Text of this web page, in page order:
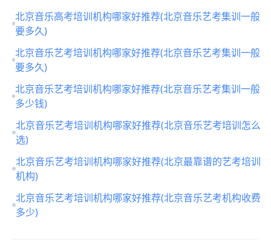
北京音乐高考培训机构哪家好推荐(北京音乐艺考集训一般
要多久)
北京音乐艺考培训机构哪家好推荐(北京音乐艺考集训一般
要多久)
北京音乐艺考培训机构哪家好推荐(北京音乐艺考集训一般
多少钱)
北京音乐艺考培训机构哪家好推荐(北京音乐艺考培训怎么
选)
北京音乐艺考培训机构哪家好推荐(北京最靠谱的艺考培训
机构)
北京音乐艺考培训机构哪家好推荐(北京音乐艺考机构收费
多少)